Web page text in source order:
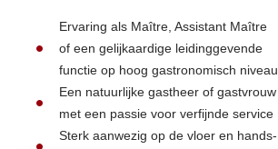
Ervaring als Maître, Assistant Maître
of een gelijkaardige leidinggevende
functie op hoog gastronomisch niveau
Een natuurlijke gastheer of gastvrouw
met een passie voor verfijnde service
Sterk aanwezig op de vloer en hands-